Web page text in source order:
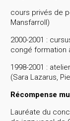
cours privés de
Mansfarroll)
2000-2001 :
congé formation
1998-2001 :
(Sara Lazarus,
Récompense
Lauréate du